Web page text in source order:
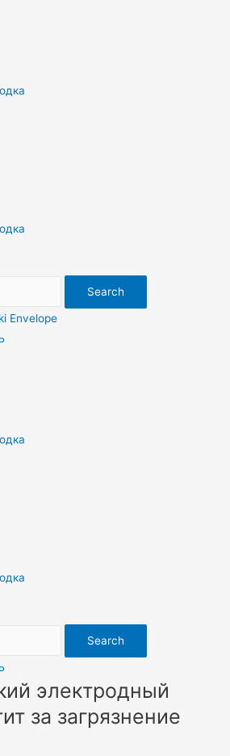
Search
Envelope
Search
электродный
за загрязнение